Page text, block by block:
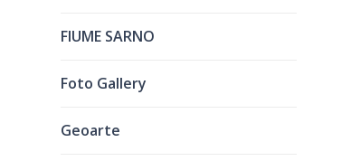
FIUME SARNO
Foto Gallery
Geoarte